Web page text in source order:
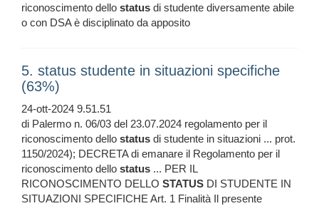
riconoscimento dello status di studente diversamente abile
o con DSA è disciplinato da apposito
5. status studente in situazioni specifiche
(63%)
24-ott-2024 9.51.51
di Palermo n. 06/03 del 23.07.2024 regolamento per il
riconoscimento dello status di studente in situazioni ... prot.
1150/2024); DECRETA di emanare il Regolamento per il
riconoscimento dello status ... PER IL
RICONOSCIMENTO DELLO STATUS DI STUDENTE IN
SITUAZIONI SPECIFICHE Art. 1 Finalità Il presente